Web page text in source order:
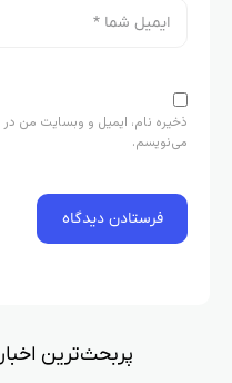
ذخیره نام، ایمیل و وبسایت من در
می‌نویسم.
پربحث‌ترین اخبار